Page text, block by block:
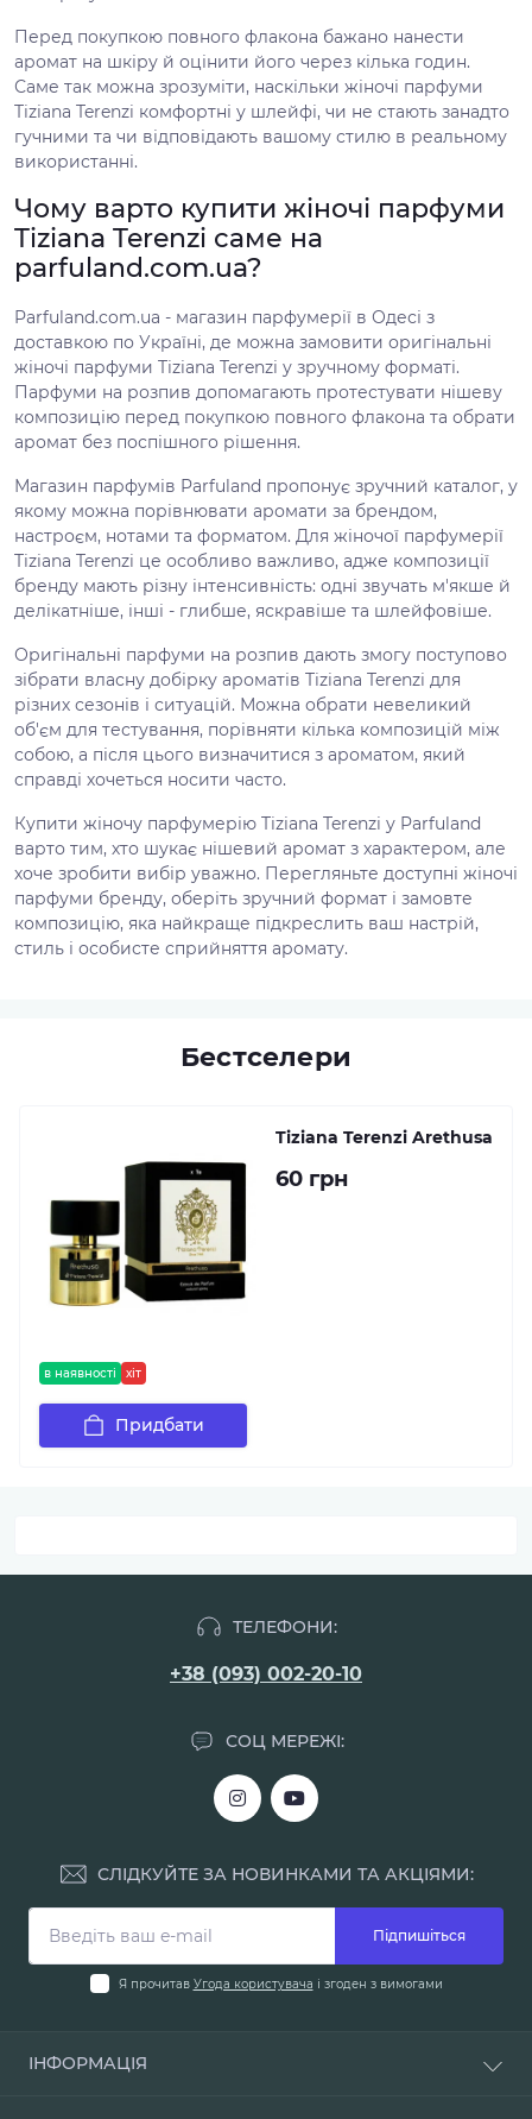
Перед покупкою повного флакона бажано нанести
аромат на шкіру й оцінити його через кілька годин.
Саме так можна зрозуміти, наскільки жіночі парфуми
Tiziana Terenzi комфортні у шлейфі, чи не стають занадто
гучними та чи відповідають вашому стилю в реальному
використанні.
Чому варто купити жіночі парфуми
Tiziana Terenzi саме на
parfuland.com.ua?
Parfuland.com.ua - магазин парфумерії в Одесі з
доставкою по Україні, де можна замовити оригінальні
жіночі парфуми Tiziana Terenzi у зручному форматі.
Парфуми на розпив допомагають протестувати нішеву
композицію перед покупкою повного флакона та обрати
аромат без поспішного рішення.
Магазин парфумів Parfuland пропонує зручний каталог, у
якому можна порівнювати аромати за брендом,
настроєм, нотами та форматом. Для жіночої парфумерії
Tiziana Terenzi це особливо важливо, адже композиції
бренду мають різну інтенсивність: одні звучать м'якше й
делікатніше, інші - глибше, яскравіше та шлейфовіше.
Оригінальні парфуми на розпив дають змогу поступово
зібрати власну добірку ароматів Tiziana Terenzi для
різних сезонів і ситуацій. Можна обрати невеликий
об'єм для тестування, порівняти кілька композицій між
собою, а після цього визначитися з ароматом, який
справді хочеться носити часто.
Купити жіночу парфумерію Tiziana Terenzi у Parfuland
варто тим, хто шукає нішевий аромат з характером, але
хоче зробити вибір уважно. Перегляньте доступні жіночі
парфуми бренду, оберіть зручний формат і замовте
композицію, яка найкраще підкреслить ваш настрій,
стиль і особисте сприйняття аромату.
Бестселери
в наявності хіт
Tiziana Terenzi Arethusa
60 грн
Придбати
ТЕЛЕФОНИ:
+38 (093) 002-20-10
СОЦ МЕРЕЖІ:
СЛІДКУЙТЕ ЗА НОВИНКАМИ ТА АКЦІЯМИ:
Підпишіться
Я прочитав Угода користувача і згоден з вимогами
ІНФОРМАЦІЯ